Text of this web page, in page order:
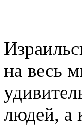
на весь
людей, а